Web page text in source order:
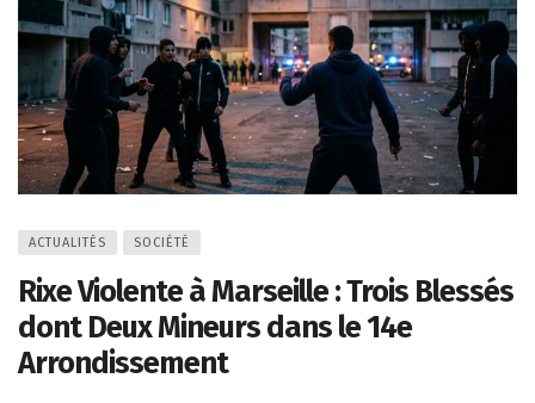
ACTUALITÉS SOCIÉTÉ
Rixe Violente à Marseille : Trois Blessés
dont Deux Mineurs dans le 14e
Arrondissement